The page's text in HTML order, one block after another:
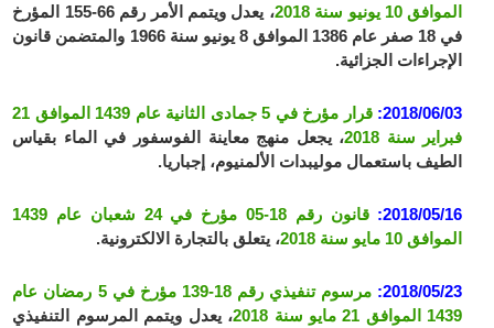
الموافق 10 يونيو سنة 2018
، يعدل ويتمم الأمر رقم 66-155 المؤرخ
في 18 صفر عام 1386 الموافق 8 يونيو سنة 1966 والمتضمن قانون
الإجراءات الجزائية.
2018/06/03:
قرار مؤرخ في 5 جمادى الثانية عام 1439 الموافق 21
فبراير سنة 2018
، يجعل منهج معاينة الفوسفور في الماء بقياس
الطيف باستعمال موليبدات الألمنيوم، إجباريا.
2018/05/16:
قانون رقم 18-05 مؤرخ في 24 شعبان عام 1439
الموافق 10 مايو سنة 2018
، يتعلق بالتجارة الالكترونية.
2018/05/23:
مرسوم تنفيذي رقم 18-139 مؤرخ في 5 رمضان عام
1439 الموافق 21 مايو سنة 2018
، يعدل ويتمم المرسوم التنفيذي